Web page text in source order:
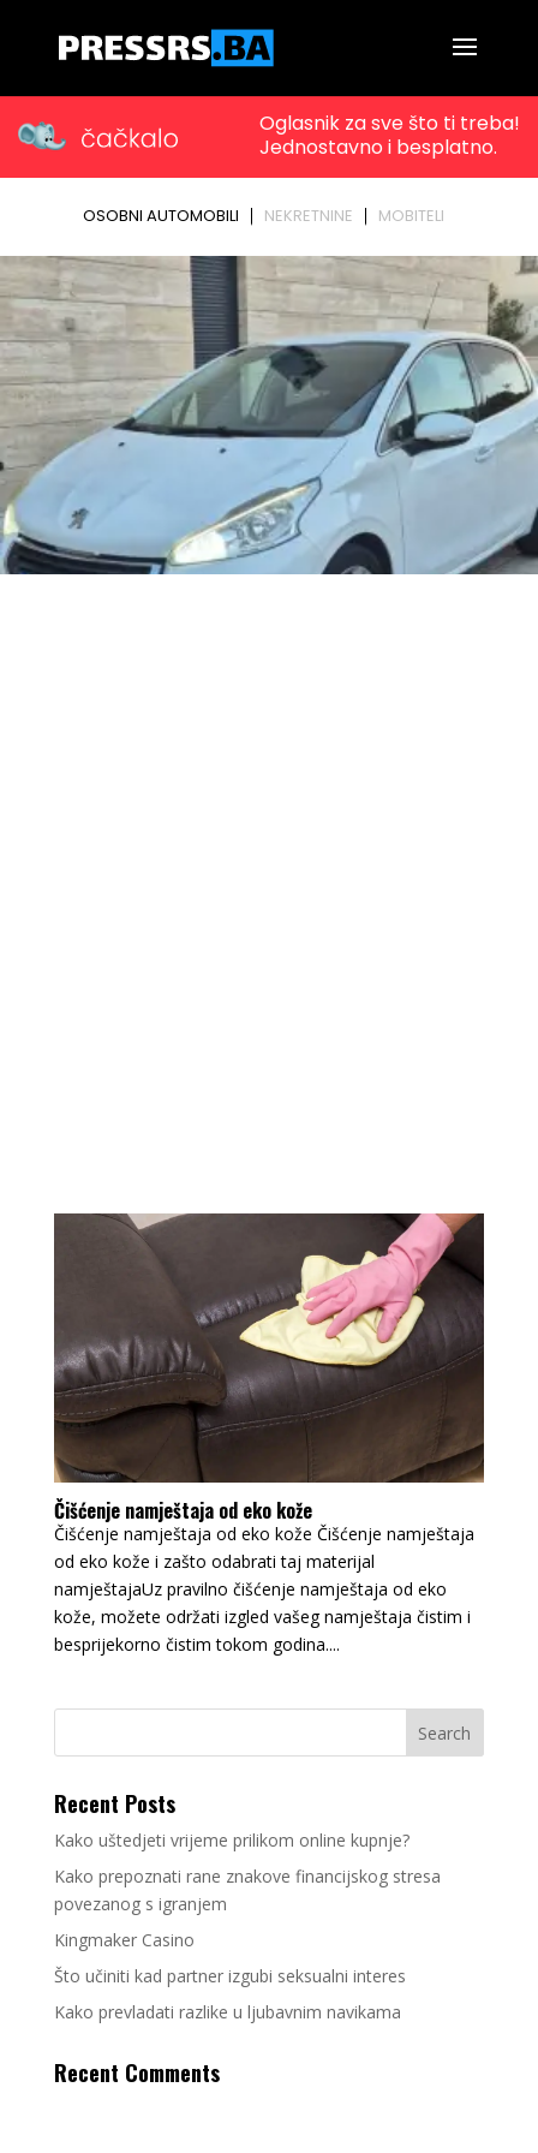
Čišćenje namještaja od eko kože
Čišćenje namještaja od eko kože Čišćenje namještaja
od eko kože i zašto odabrati taj materijal
namještajaUz pravilno čišćenje namještaja od eko
kože, možete održati izgled vašeg namještaja čistim i
besprijekorno čistim tokom godina....
Recent Posts
Kako uštedjeti vrijeme prilikom online kupnje?
Kako prepoznati rane znakove financijskog stresa
povezanog s igranjem
Kingmaker Casino
Što učiniti kad partner izgubi seksualni interes
Kako prevladati razlike u ljubavnim navikama
Recent Comments